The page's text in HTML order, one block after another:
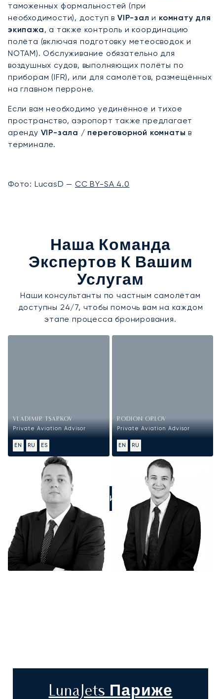
таможенных формальностей (при
необходимости), доступ вVIP-зал и комнату для
экипажа, а также контроль и координацию
полёта (включая подготовку метеосводок и
NOTAM). Обслуживание обязательно для
воздушных судов, выполняющих полёты по
приборам (IFR), или для самолётов, размещённых
на главном перроне.
Если вам необходимо уединённое и тихое
пространство, аэропорт также предлагает
аренду VIP-зала / переговорной комнаты в
терминале.
Фото: LucasD — CC BY-SA 4.0
Наша Команда
Экспертов К Вашим
Услугам
Наши консультанты по частным самолётам
доступны 24/7, чтобы помочь вам на каждом
этапе процесса бронирования.
VLADIMIR TSARKOV
Private Aviation Advisor
EN RU ES
RODION ORLOV
Private Aviation Advisor
EN RU
ПОЗВОНИТЕ НАМ
LunaJets Париже